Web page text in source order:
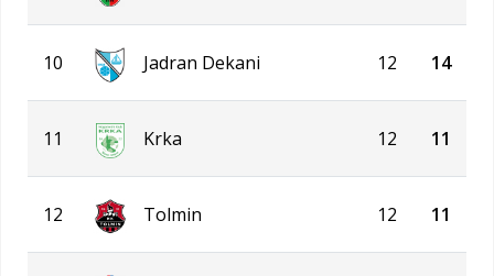
10 Jadran Dekani 12 14
11 Krka 12 11
12 Tolmin 12 11